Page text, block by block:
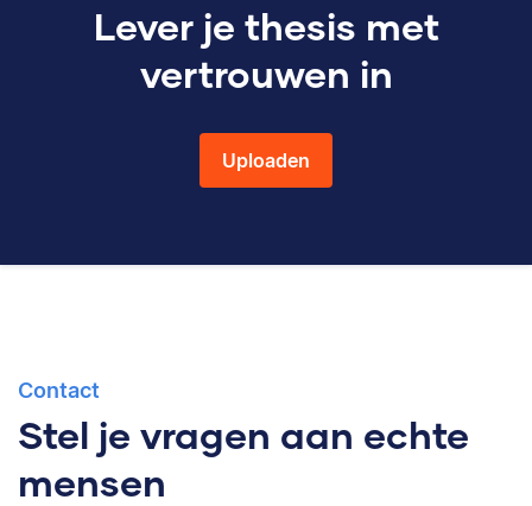
Lever je thesis met
vertrouwen in
Uploaden
Contact
Stel je vragen aan echte
mensen